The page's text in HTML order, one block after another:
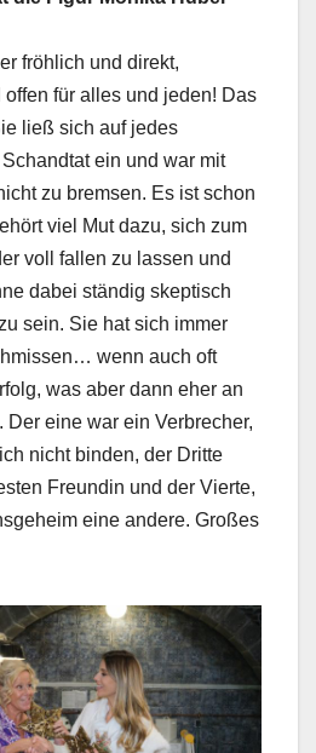
fröhlich und direkt,
für alles und jeden! Das
ließ sich auf jedes
ein und war mit
zu bremsen. Es ist schon
viel Mut dazu, sich zum
voll fallen zu lassen und
dabei ständig skeptisch
sein. Sie hat sich immer
wenn auch oft
was aber dann eher an
Der eine war ein Verbrecher,
nicht binden, der Dritte
Freundin und der Vierte,
eine andere. Großes